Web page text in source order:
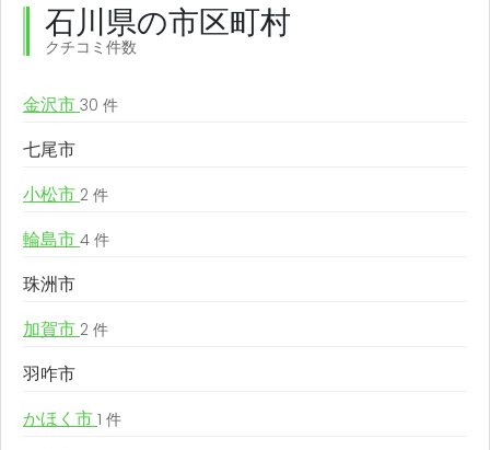
石川県の市区町村
クチコミ件数
金沢市 30 件
七尾市
小松市 2 件
輪島市 4 件
珠洲市
加賀市 2 件
羽咋市
かほく市 1 件